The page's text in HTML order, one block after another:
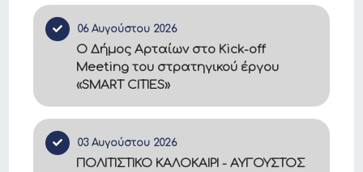
06 Αυγούστου 2026
Ο Δήμος Αρταίων στο Kick-off
Meeting του στρατηγικού έργου
«SMART CITIES»
03 Αυγούστου 2026
ΠΟΛΙΤΙΣΤΙΚΟ ΚΑΛΟΚΑΙΡΙ - ΑΥΓΟΥΣΤΟΣ